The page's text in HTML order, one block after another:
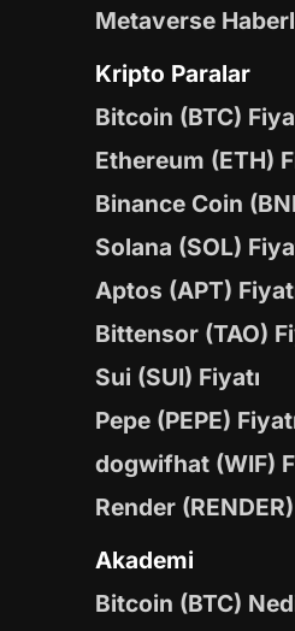
Metaverse
Kripto Paralar
Bitcoin (BTC)
Ethereum (ETH)
Binance Coin
Solana (SOL)
Aptos (APT)
Bittensor (TAO)
Sui (SUI) Fiyatı
Pepe (PEPE)
dogwifhat (WIF)
Render
Akademi
Bitcoin (BTC)